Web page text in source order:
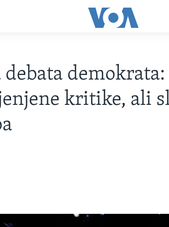
debata demokrata:
kritike, ali